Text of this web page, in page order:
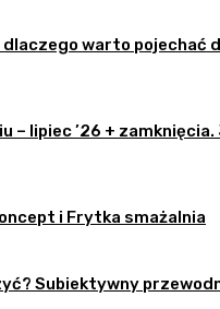
dlaczego warto pojechać
– lipiec ’26 + zamknięcia.
i Frytka smażalnia
Subiektywny